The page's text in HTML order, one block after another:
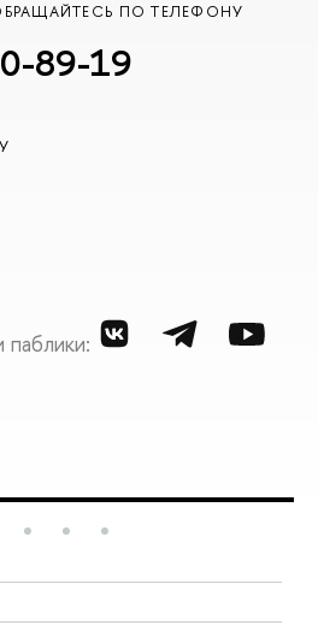
ПО ТЕЛЕФОНУ
89-19